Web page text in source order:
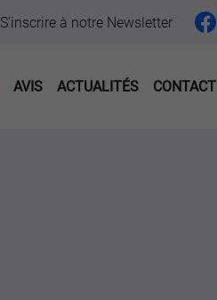
S'inscrire à notre Newsletter
AVIS ACTUALITÉS CONTACT